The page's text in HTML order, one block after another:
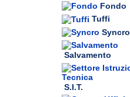
Fondo
Tuffi
Syncro
Salvamento
S.I.T.